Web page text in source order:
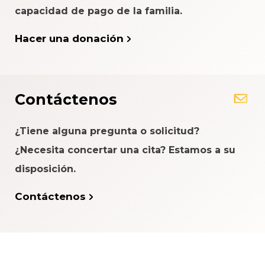
capacidad de pago de la familia.
Hacer una donación
Contáctenos
¿Tiene alguna pregunta o solicitud?
¿Necesita concertar una cita? Estamos a su
disposición.
Contáctenos